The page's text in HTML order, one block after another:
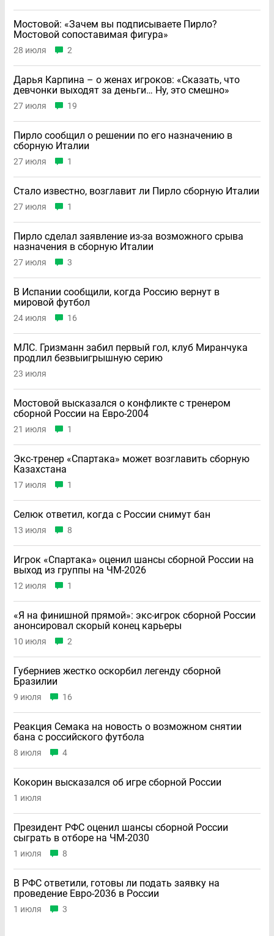
Мостовой: «Зачем вы подписываете Пирло?
Мостовой сопоставимая фигура»
28 июля 2
Дарья Карпина – о женах игроков: «Сказать, что
девчонки выходят за деньги… Ну, это смешно»
27 июля 19
Пирло сообщил о решении по его назначению в
сборную Италии
27 июля 1
Стало известно, возглавит ли Пирло сборную Италии
27 июля 1
Пирло сделал заявление из-за возможного срыва
назначения в сборную Италии
27 июля 3
В Испании сообщили, когда Россию вернут в
мировой футбол
24 июля 16
МЛС. Гризманн забил первый гол, клуб Миранчука
продлил безвыигрышную серию
23 июля
Мостовой высказался о конфликте с тренером
сборной России на Евро-2004
21 июля 1
Экс-тренер «Спартака» может возглавить сборную
Казахстана
17 июля 1
Селюк ответил, когда с России снимут бан
13 июля 8
Игрок «Спартака» оценил шансы сборной России на
выход из группы на ЧМ-2026
12 июля 1
«Я на финишной прямой»: экс-игрок сборной России
анонсировал скорый конец карьеры
10 июля 2
Губерниев жестко оскорбил легенду сборной
Бразилии
9 июля 16
Реакция Семака на новость о возможном снятии
бана с российского футбола
8 июля 4
Кокорин высказался об игре сборной России
1 июля
Президент РФС оценил шансы сборной России
сыграть в отборе на ЧМ-2030
1 июля 8
В РФС ответили, готовы ли подать заявку на
проведение Евро-2036 в России
1 июля 3